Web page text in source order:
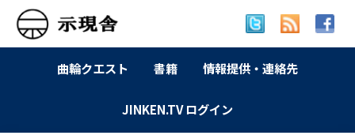
曲輪クエスト 書籍 情報提供・連絡先
JINKEN.TV ログイン